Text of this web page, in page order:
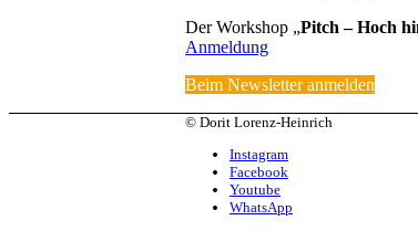
Der Workshop „Pitch – Hoch
Anmeldung
Beim Newsletter anmelden
© Dorit Lorenz-Heinrich
Instagram
Facebook
Youtube
WhatsApp